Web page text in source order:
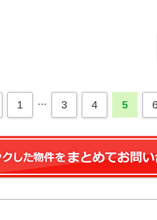
1 ... 3 4 5